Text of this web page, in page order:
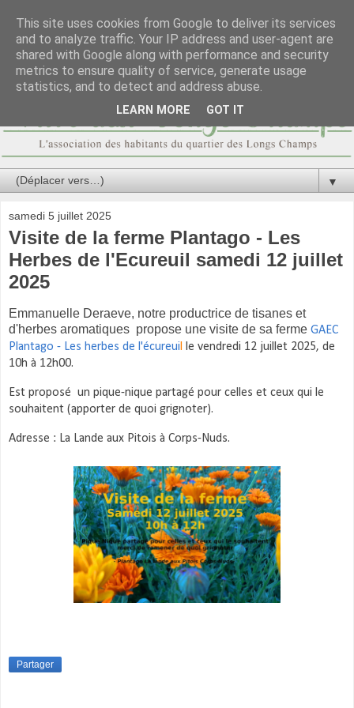
▼
samedi 5 juillet 2025
Visite de la ferme Plantago - Les
Herbes de l'Ecureuil samedi 12 juillet
2025
Emmanuelle Deraeve, notre productrice de tisanes et
d'herbes aromatiques propose une visite de sa ferme GAEC
Plantago - Les herbes de l'écureuil le vendredi 12 juillet 2025, de
10h à 12h00.
Est proposé un pique-nique partagé pour celles et ceux qui le
souhaitent (apporter de quoi grignoter).
Adresse : La Lande aux Pitois à Corps-Nuds.
Partager
This site uses cookies from Google to deliver its services
and to analyze traffic. Your IP address and user-agent are
shared with Google along with performance and security
metrics to ensure quality of service, generate usage
statistics, and to detect and address abuse.
LEARN MORE GOT IT